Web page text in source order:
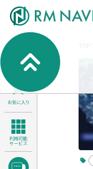
検索
お気に入り
利用可能
サービス